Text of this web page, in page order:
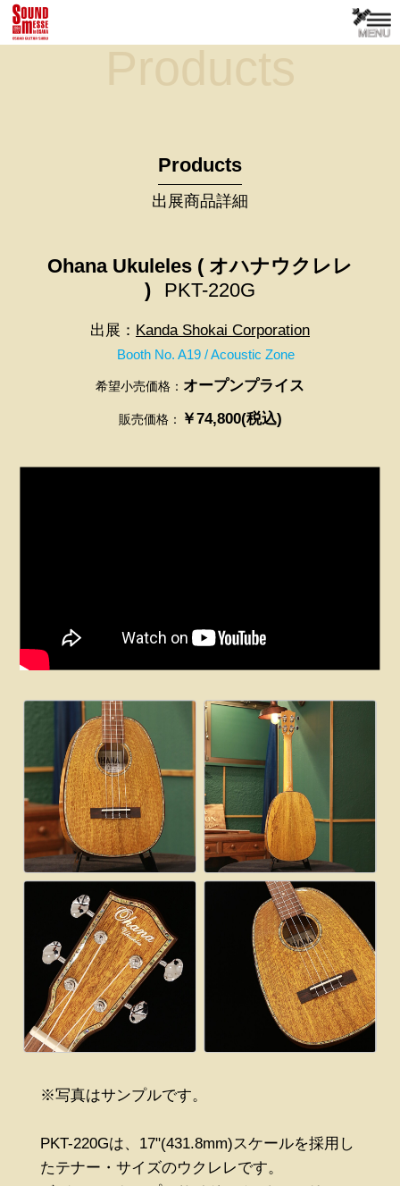
Products
Products
出展商品詳細
Ohana Ukuleles ( オハナウクレレ
)
PKT-220G
出展： Kanda Shokai Corporation
Booth No. A19 / Acoustic Zone
希望小売価格： オープンプライス
販売価格： ￥74,800(税込)
※写真はサンプルです。
PKT-220Gは、17"(431.8mm)スケールを採用し
たテナー・サイズのウクレレです。